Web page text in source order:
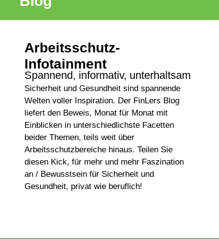
Arbeitsschutz-
Infotainment
Spannend, informativ, unterhaltsam
Sicherheit und Gesundheit sind spannende
Welten voller Inspiration. Der FinLers Blog
liefert den Beweis, Monat für Monat mit
Einblicken in unterschiedlichste Facetten
beider Themen, teils weit über
Arbeitsschutzbereiche hinaus. Teilen Sie
diesen Kick, für mehr und mehr Faszination
an / Bewusstsein für Sicherheit und
Gesundheit, privat wie beruflich!